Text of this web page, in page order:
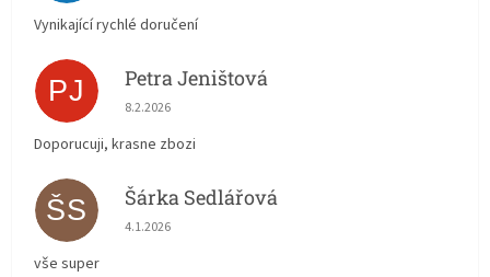
Vynikající rychlé doručení
PJ Petra Jeništová
Hodnocení obchodu je 5 z 5 hvězdiček.
8.2.2026
Doporucuji, krasne zbozi
ŠS Šárka Sedlářová
Hodnocení obchodu je 5 z 5 hvězdiček.
4.1.2026
vše super